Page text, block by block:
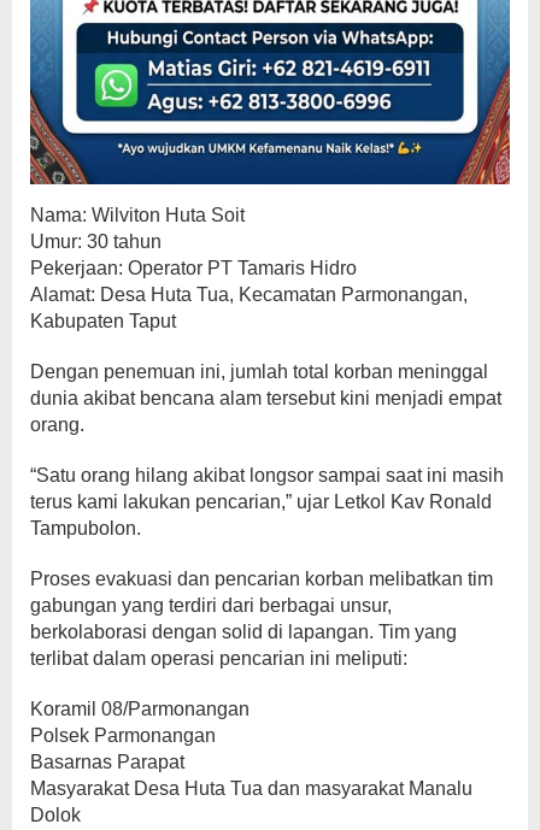
Nama: Wilviton Huta Soit
Umur: 30 tahun
Pekerjaan: Operator PT Tamaris Hidro
Alamat: Desa Huta Tua, Kecamatan Parmonangan,
Kabupaten Taput
Dengan penemuan ini, jumlah total korban meninggal
dunia akibat bencana alam tersebut kini menjadi empat
orang.
“Satu orang hilang akibat longsor sampai saat ini masih
terus kami lakukan pencarian,” ujar Letkol Kav Ronald
Tampubolon.
Proses evakuasi dan pencarian korban melibatkan tim
gabungan yang terdiri dari berbagai unsur,
berkolaborasi dengan solid di lapangan. Tim yang
terlibat dalam operasi pencarian ini meliputi:
Koramil 08/Parmonangan
Polsek Parmonangan
Basarnas Parapat
Masyarakat Desa Huta Tua dan masyarakat Manalu
Dolok